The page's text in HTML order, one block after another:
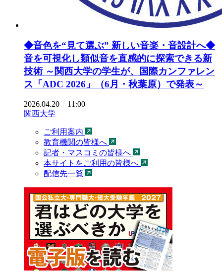
◆音色を“見て選ぶ” 新しい音楽・音設計へ◆
音を可視化し類似音を直感的に探索できる新
技術 ～関西大学の学生が、国際カンファレン
ス「ADC 2026」（6月・秋葉原）で発表～
2026.04.20 11:00
関西大学
ご利用案内
教育機関の皆様へ
記者・マスコミの皆様へ
本サイトをご利用の皆様へ
配信先一覧